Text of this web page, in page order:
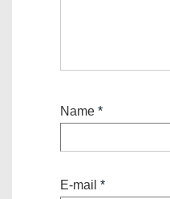
Name *
E-mail *